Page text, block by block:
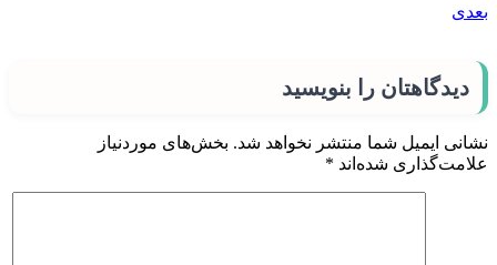
بعدی
دیدگاهتان را بنویسید
نشانی ایمیل شما منتشر نخواهد شد. بخش‌های موردنیاز
علامت‌گذاری شده‌اند *